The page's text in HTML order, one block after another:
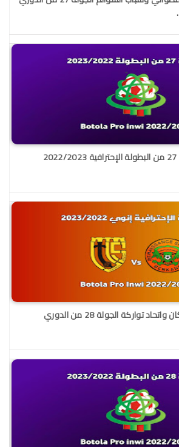
موعد مباراة نهضة بركان واتحاد تواركة الجولة 28 من الدوري